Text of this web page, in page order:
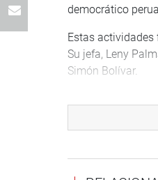
democrático
Estas actividades
Su jefa, Leny
Simón Bolívar.
Democracia”
respeto de los
Los ciudadanos